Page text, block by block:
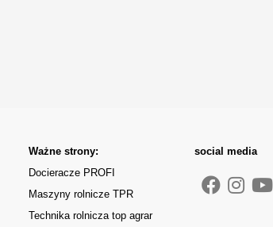
Ważne strony:
Docieracze PROFI
Maszyny rolnicze TPR
Technika rolnicza top agrar
social media